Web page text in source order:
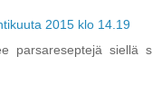
2015 klo 14.19
parsareseptejä siellä